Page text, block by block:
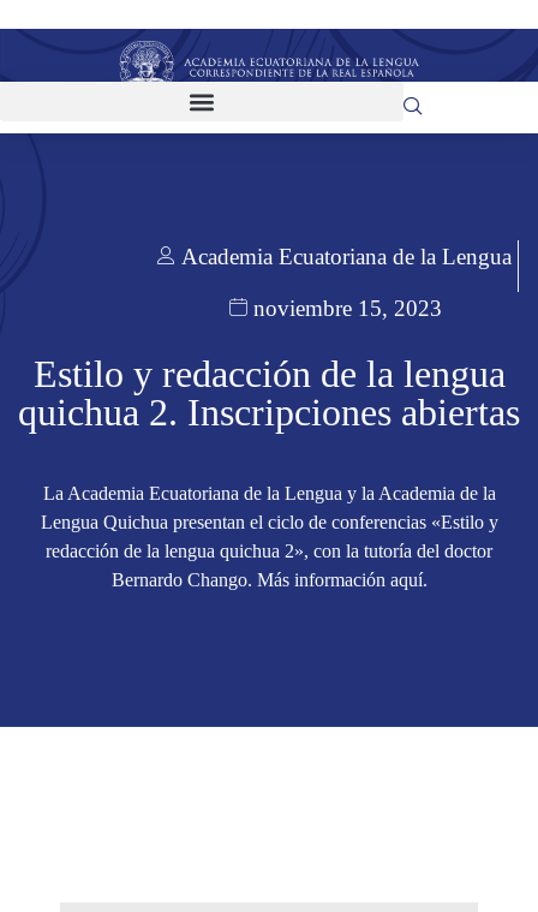
Academia Ecuatoriana de la Lengua
noviembre 15, 2023
Estilo y redacción de la lengua
quichua 2. Inscripciones abiertas
La Academia Ecuatoriana de la Lengua y la Academia de la
Lengua Quichua presentan el ciclo de conferencias «Estilo y
redacción de la lengua quichua 2», con la tutoría del doctor
Bernardo Chango. Más información aquí.